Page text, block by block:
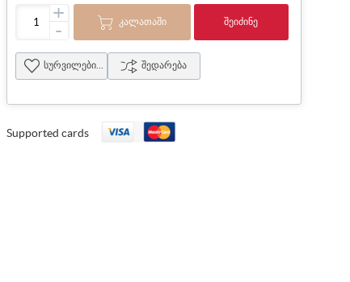
+
- ᲙᲐᲚᲐᲗᲐᲨᲘ ᲨᲔᲘᲫᲘᲜᲔ
სურვილების სია შედარება
Supported cards